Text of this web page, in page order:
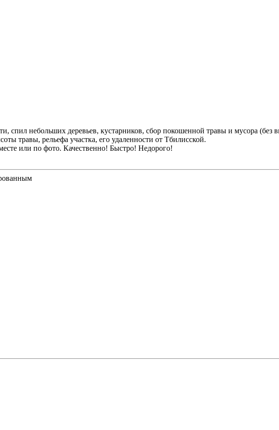
спил небольших деревьев, кустарников, сбор покошенной травы и мусора (без
травы, рельефа участка, его удаленности от Тбилисской.
или по фото. Качественно! Быстро! Недорого!